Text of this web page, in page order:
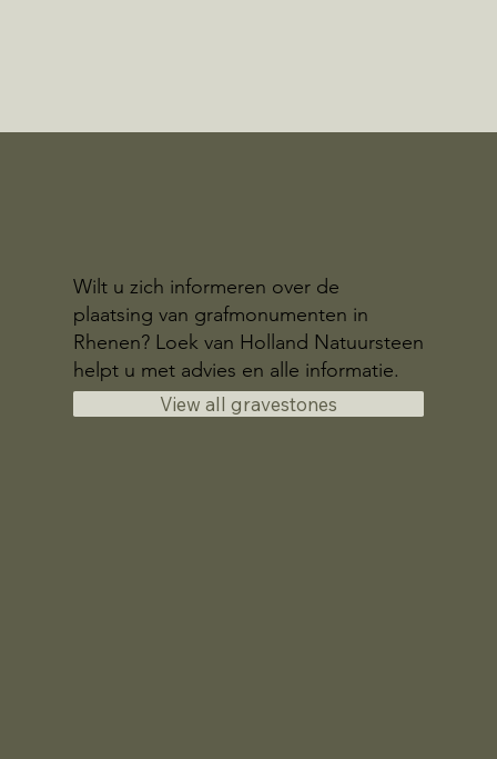
Wilt u zich informeren over de
plaatsing van grafmonumenten in
Rhenen? Loek van Holland Natuursteen
helpt u met advies en alle informatie.
View all gravestones